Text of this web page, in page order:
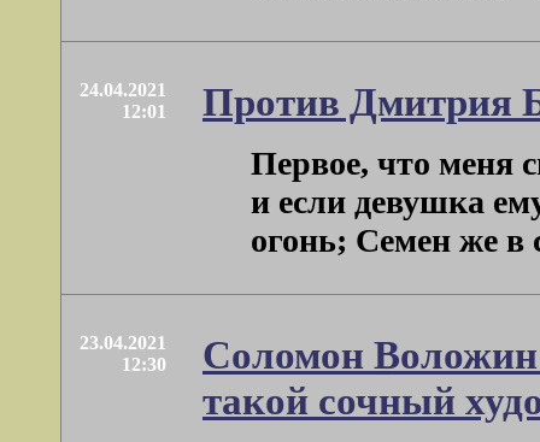
24.04.2021
12:01
Против Дмитрия
Первое, что меня
и если девушка
огонь; Семен же в
23.04.2021
12:30
Соломон
такой сочный